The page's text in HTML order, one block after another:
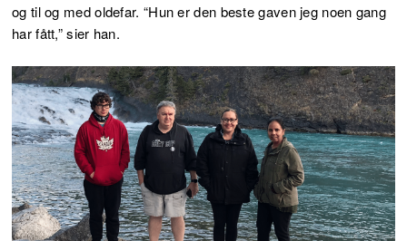
og til og med oldefar. “Hun er den beste gaven jeg noen gang
har fått,” sier han.